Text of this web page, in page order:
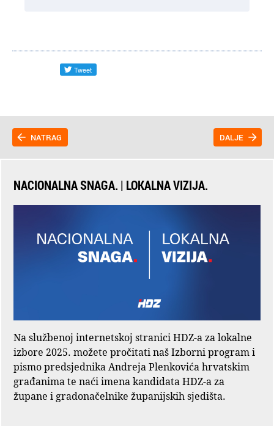
NATRAG DALJE
NACIONALNA SNAGA. | LOKALNA VIZIJA.
Na službenoj internetskoj stranici HDZ-a za lokalne
izbore 2025. možete pročitati naš Izborni program i
pismo predsjednika Andreja Plenkovića hrvatskim
građanima te naći imena kandidata HDZ-a za
župane i gradonačelnike županijskih sjedišta.